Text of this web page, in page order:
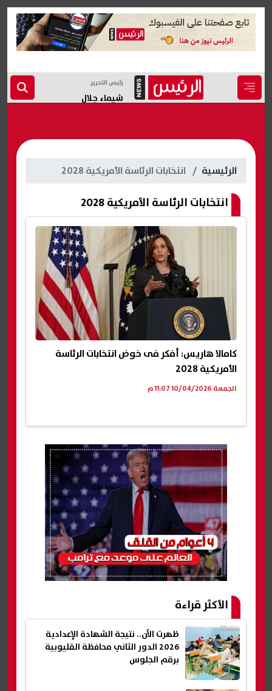
رئيس التحرير
شيماء جلال
الرئيسية انتخابات الرئاسة الأمريكية 2028
انتخابات الرئاسة الأمريكية 2028
كامالا هاريس: أفكر فى خوض انتخابات الرئاسة
الأمريكية 2028
الجمعة 10/04/2026 11:07 م
الأكثر قراءة
ظهرت الآن.. نتيجة الشهادة الإعدادية
2026 الدور الثاني محافظة القليوبية
برقم الجلوس